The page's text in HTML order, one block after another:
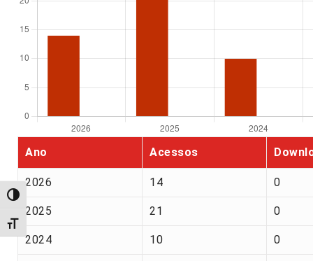
Alternar alto contraste
Alternar tamanho da fonte
Ano Acessos
2026 14 0
2025 21 0
2024 10 0